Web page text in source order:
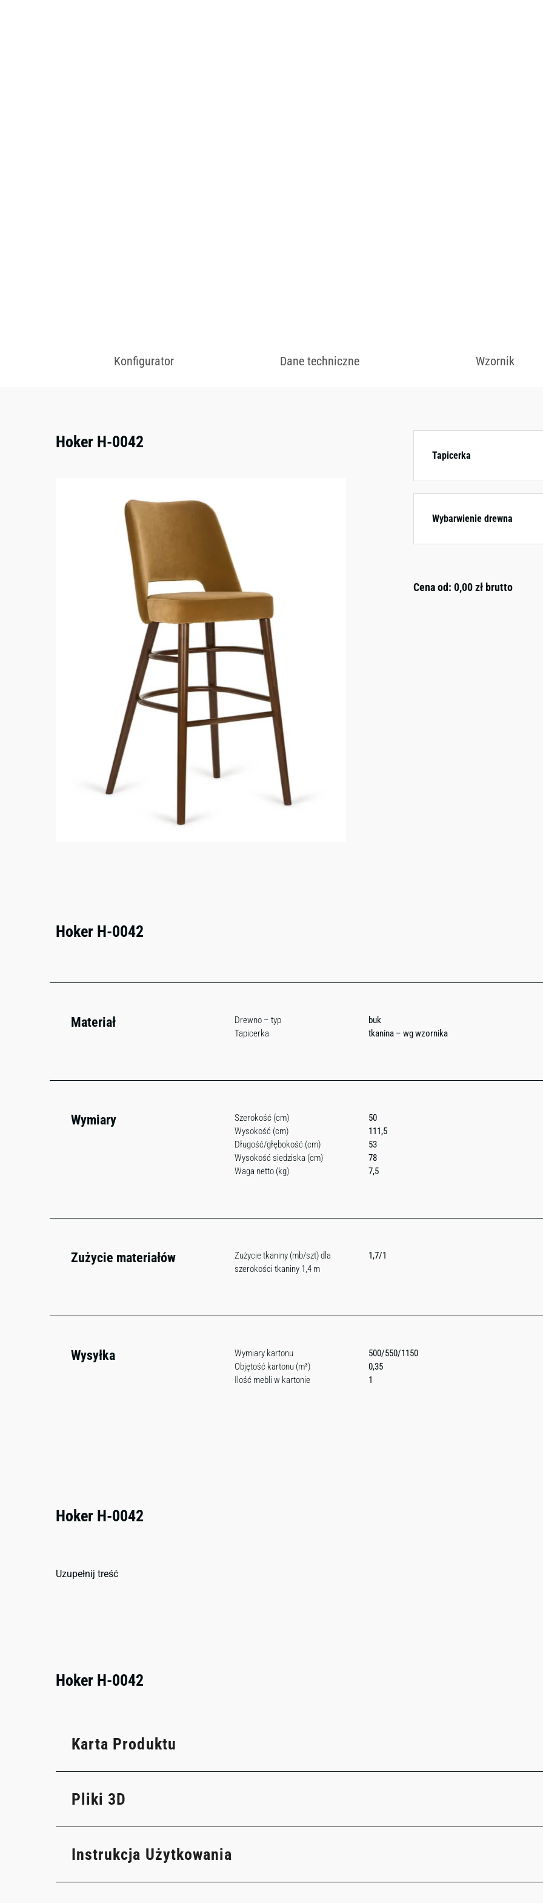
Konfigurator Dane techniczne Wzornik
Hoker H-0042
Tapicerka
Wybarwienie drewna
Cena od: 0,00zł brutto
Hoker H-0042
Materiał
Drewno – typ
Tapicerka
buk
tkanina – wg wzornika
Wymiary
Szerokość (cm)
Wysokość (cm)
Długość/głębokość (cm)
Wysokość siedziska (cm)
Waga netto (kg)
50
111,5
53
78
7,5
Zużycie materiałów
Zużycie tkaniny (mb/szt) dla
szerokości tkaniny 1,4 m
1,7/1
Wysyłka
Wymiary kartonu
Objętość kartonu (m³)
Ilość mebli w kartonie
500/550/1150
0,35
1
Hoker H-0042
Uzupełnij treść
Hoker H-0042
Karta Produktu
Pliki 3D
Instrukcja Użytkowania